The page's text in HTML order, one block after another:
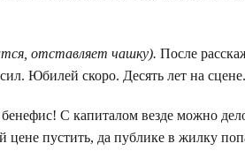
отставляет чашку). После
Юбилей скоро. Десять лет на сцене.
С капиталом везде можно
цене пустить, да публике в жилку